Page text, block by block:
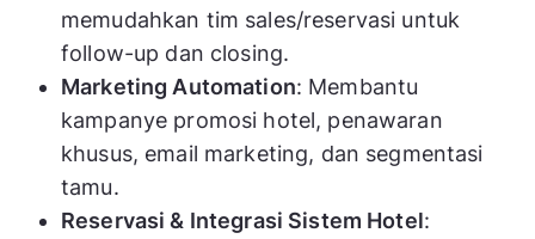
memudahkan tim sales/reservasi untuk
follow-up dan closing.
Marketing Automation: Membantu
kampanye promosi hotel, penawaran
khusus, email marketing, dan segmentasi
tamu.
Reservasi & Integrasi Sistem Hotel: